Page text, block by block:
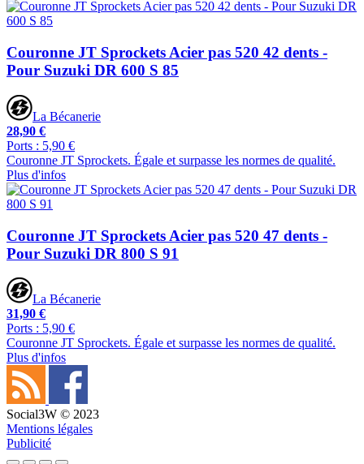
Couronne JT Sprockets Acier pas 520 42 dents -
Pour Suzuki DR 600 S 85
La Bécanerie
28,90 €
Ports : 5,90 €
Couronne JT Sprockets. Égale et surpasse les normes de qualité.
Plus d'infos
Couronne JT Sprockets Acier pas 520 47 dents -
Pour Suzuki DR 800 S 91
La Bécanerie
31,90 €
Ports : 5,90 €
Couronne JT Sprockets. Égale et surpasse les normes de qualité.
Plus d'infos
Social3W © 2023
Mentions légales
Publicité